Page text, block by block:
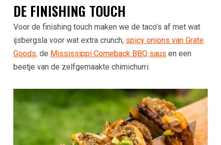
DE FINISHING TOUCH
Voor de finishing touch maken we de taco’s af met wat
ijsbergsla voor wat extra crunch, spicy onions van Grate
Goods,de Mississippi Comeback BBQ saus en een
beetje van de zelfgemaakte chimichurri.